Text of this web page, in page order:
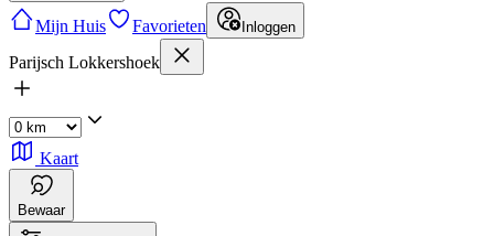
Mijn Huis Favorieten Inloggen
Parijsch Lokkershoek
Kaart
Bewaar